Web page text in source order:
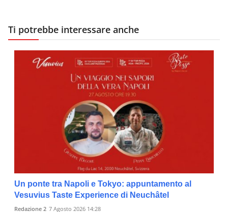
Ti potrebbe interessare anche
Un ponte tra Napoli e Tokyo: appuntamento al
Vesuvius Taste Experience di Neuchâtel
Redazione 2 7 Agosto 2026 14:28